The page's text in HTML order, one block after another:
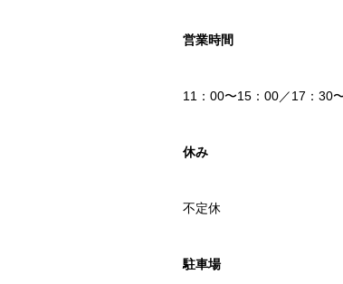
営業時間
11：00〜15：00／17：30
休み
不定休
駐車場